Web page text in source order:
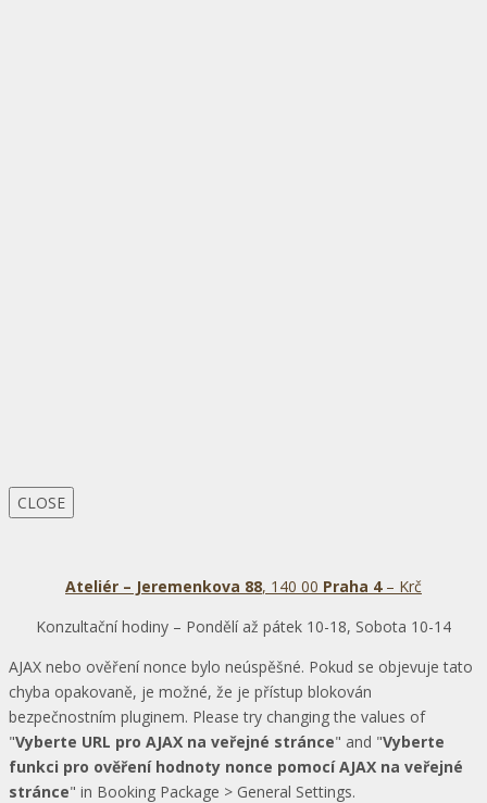
CLOSE
Ateliér – Jeremenkova 88, 140 00 Praha 4– Krč
Konzultační hodiny – Pondělí až pátek 10-18, Sobota 10-14
AJAX nebo ověření nonce bylo neúspěšné. Pokud se objevuje tato
chyba opakovaně, je možné, že je přístup blokován
bezpečnostním pluginem. Please try changing the values of
"Vyberte URL pro AJAX na veřejné stránce" and "Vyberte
funkci pro ověření hodnoty nonce pomocí AJAX na veřejné
stránce" in Booking Package > General Settings.